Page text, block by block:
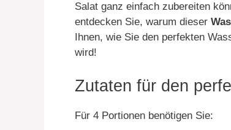
Salat ganz einfach zubereiten
entdecken Sie, warum dieser
Ihnen, wie Sie den perfekten
wird!
Zutaten für den
Für 4 Portionen benötigen Sie: